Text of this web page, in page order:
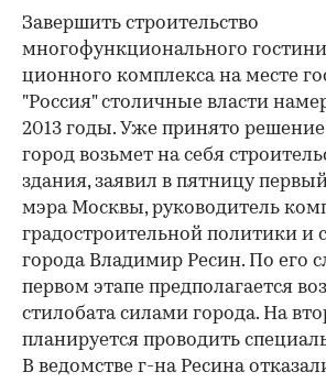
Завершить строительство
многофункционального
ционного комплекса на месте
"Россия" столичные власти
2013 годы. Уже принято решение
город возьмет на себя
здания, заявил в пятницу
мэра Москвы, руководитель
градостроительной политики и
города Владимир Ресин. По его
первом этапе предполагается
стилобата силами города. На
планируется проводить
В ведомстве г-на Ресина